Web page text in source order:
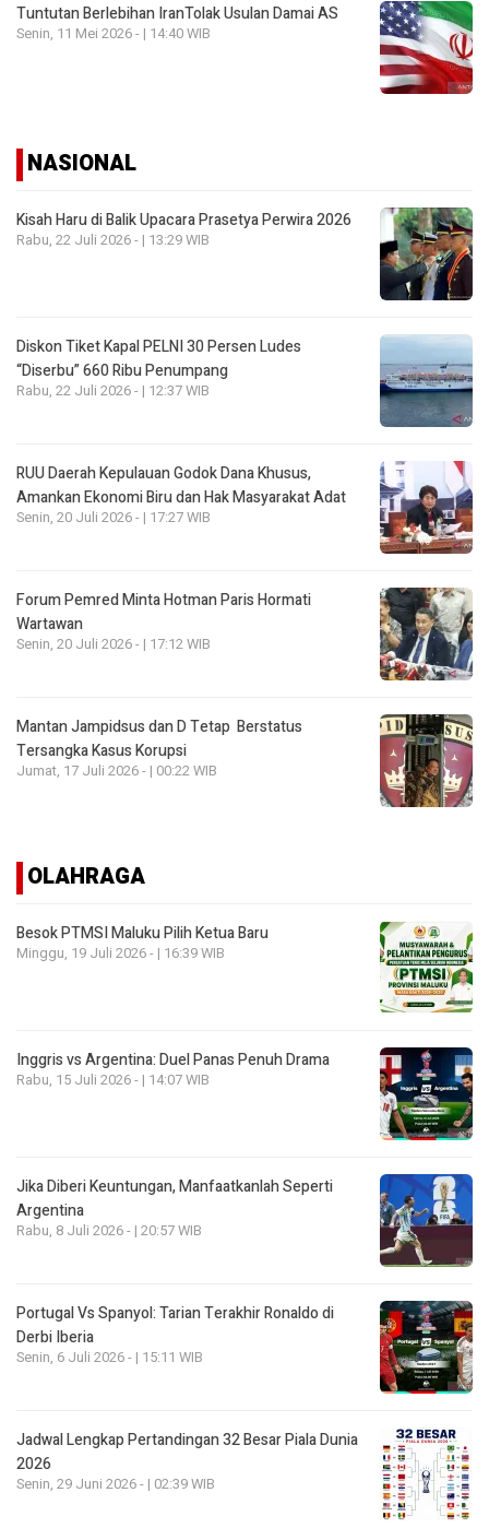
Tuntutan Berlebihan IranTolak Usulan Damai AS
Senin, 11 Mei 2026 - | 14:40 WIB
NASIONAL
Kisah Haru di Balik Upacara Prasetya Perwira 2026
Rabu, 22 Juli 2026 - | 13:29 WIB
Diskon Tiket Kapal PELNI 30 Persen Ludes
“Diserbu” 660 Ribu Penumpang
Rabu, 22 Juli 2026 - | 12:37 WIB
RUU Daerah Kepulauan Godok Dana Khusus,
Amankan Ekonomi Biru dan Hak Masyarakat Adat
Senin, 20 Juli 2026 - | 17:27 WIB
Forum Pemred Minta Hotman Paris Hormati
Wartawan
Senin, 20 Juli 2026 - | 17:12 WIB
Mantan Jampidsus dan D Tetap Berstatus
Tersangka Kasus Korupsi
Jumat, 17 Juli 2026 - | 00:22 WIB
OLAHRAGA
Besok PTMSI Maluku Pilih Ketua Baru
Minggu, 19 Juli 2026 - | 16:39 WIB
Inggris vs Argentina: Duel Panas Penuh Drama
Rabu, 15 Juli 2026 - | 14:07 WIB
Jika Diberi Keuntungan, Manfaatkanlah Seperti
Argentina
Rabu, 8 Juli 2026 - | 20:57 WIB
Portugal Vs Spanyol: Tarian Terakhir Ronaldo di
Derbi Iberia
Senin, 6 Juli 2026 - | 15:11 WIB
Jadwal Lengkap Pertandingan 32 Besar Piala Dunia
2026
Senin, 29 Juni 2026 - | 02:39 WIB